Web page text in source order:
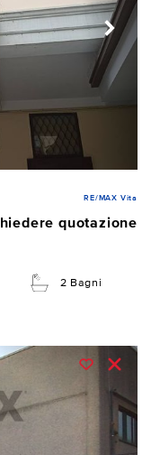
RE/MAX Vita
quotazione
2 Bagni